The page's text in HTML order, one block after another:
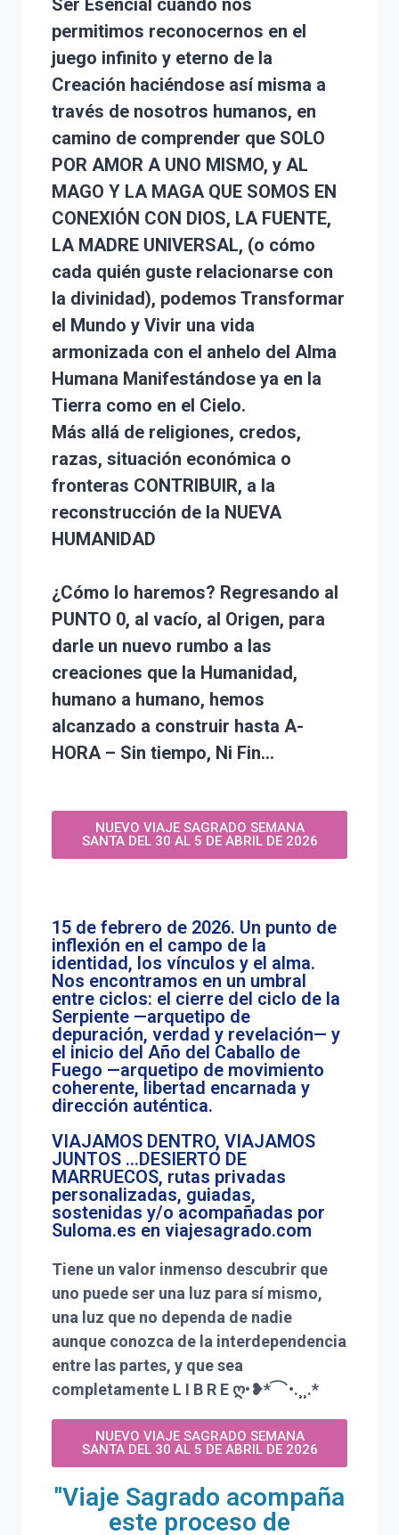
Ser Esencial cuando nos
permitimos reconocernos en el
juego infinito y eterno de la
Creación haciéndose así misma a
través de nosotros humanos, en
camino de comprender que SOLO
POR AMOR A UNO MISMO, y AL
MAGO Y LA MAGA QUE SOMOS EN
CONEXIÓN CON DIOS, LA FUENTE,
LA MADRE UNIVERSAL, (o cómo
cada quién guste relacionarse con
la divinidad), podemos Transformar
el Mundo y Vivir una vida
armonizada con el anhelo del Alma
Humana Manifestándose ya en la
Tierra como en el Cielo.
Más allá de religiones, credos,
razas, situación económica o
fronteras CONTRIBUIR, a la
reconstrucción de la NUEVA
HUMANIDAD
¿Cómo lo haremos? Regresando al
PUNTO 0, al vacío, al Origen, para
darle un nuevo rumbo a las
creaciones que la Humanidad,
humano a humano, hemos
alcanzado a construir hasta A-
HORA – Sin tiempo, Ni Fin…
NUEVO VIAJE SAGRADO SEMANA
SANTA DEL 30 AL 5 DE ABRIL DE 2026
15 de febrero de 2026. Un punto de
inflexión en el campo de la
identidad, los vínculos y el alma.
Nos encontramos en un umbral
entre ciclos: el cierre del ciclo de la
Serpiente —arquetipo de
depuración, verdad y revelación— y
el inicio del Año del Caballo de
Fuego —arquetipo de movimiento
coherente, libertad encarnada y
dirección auténtica.
VIAJAMOS DENTRO, VIAJAMOS
JUNTOS ...DESIERTO DE
MARRUECOS, rutas privadas
personalizadas, guiadas,
sostenidas y/o acompañadas por
Suloma.es en viajesagrado.com
Tiene un valor inmenso descubrir que
uno puede ser una luz para sí mismo,
una luz que no dependa de nadie
aunque conozca de la interdependencia
entre las partes, y que sea
completamente L I B R E ღ•❥*⁀`•.¸¸.*
NUEVO VIAJE SAGRADO SEMANA
SANTA DEL 30 AL 5 DE ABRIL DE 2026
"Viaje Sagrado acompaña
este proceso de